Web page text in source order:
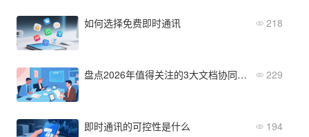
如何选择免费即时通讯 218
盘点2026年值得关注的3大文档协同系统新趋势 229
即时通讯的可控性是什么 194